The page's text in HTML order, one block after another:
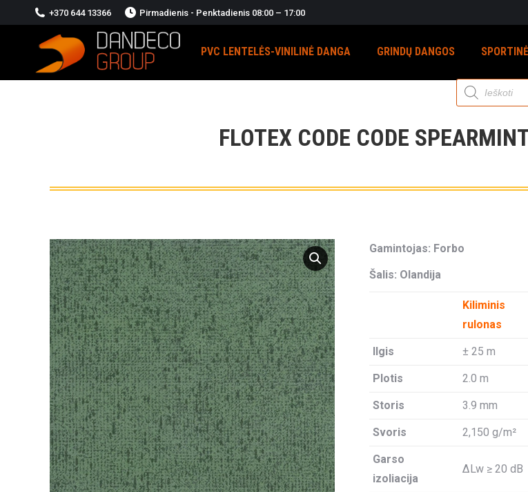
+370 644 13366 Pirmadienis - Penktadienis 08:00 – 17:00
PVC LENTELĖS-VINILINĖ DANGA GRINDŲ DANGOS
Products
search
FLOTEX CODE CODE
Gamintojas: Forbo
Šalis: Olandija
Kiliminis
rulonas
Ilgis ± 25 m
Plotis 2.0 m
Storis 3.9 mm
Svoris 2,150 g/m²
Garso
izoliacija
ΔLw ≥ 20 dB